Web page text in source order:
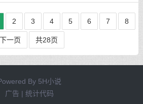
2 3 4 5 6 7 8
下一页 共28页
By 5H小说
广告 | 统计代码